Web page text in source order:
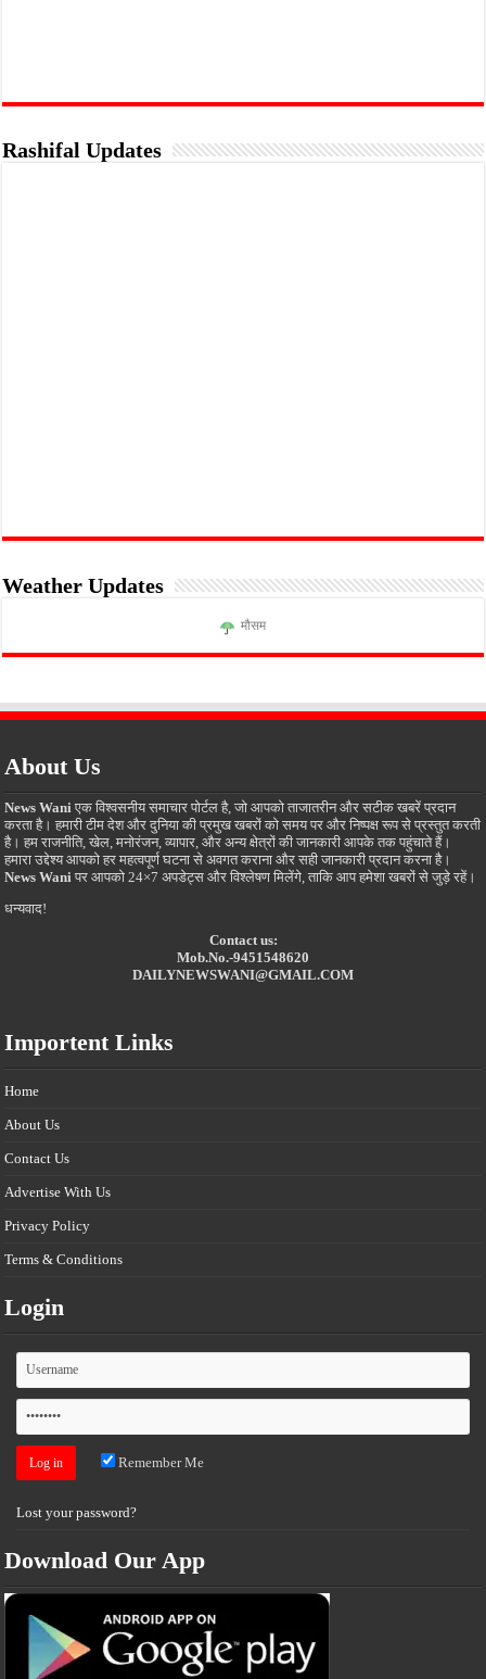
Rashifal Updates
Weather Updates
मौसम
About Us
News Wani एक विश्वसनीय समाचार पोर्टल है, जो आपको ताजातरीन और सटीक खबरें प्रदान
करता है। हमारी टीम देश और दुनिया की प्रमुख खबरों को समय पर और निष्पक्ष रूप से प्रस्तुत करती
है। हम राजनीति, खेल, मनोरंजन, व्यापार, और अन्य क्षेत्रों की जानकारी आपके तक पहुंचाते हैं।
हमारा उद्देश्य आपको हर महत्वपूर्ण घटना से अवगत कराना और सही जानकारी प्रदान करना है।
News Wani पर आपको 24×7 अपडेट्स और विश्लेषण मिलेंगे, ताकि आप हमेशा खबरों से जुड़े रहें।
धन्यवाद!
Contact us:
Mob.No.-9451548620
DAILYNEWSWANI@GMAIL.COM
Importent Links
Home
About Us
Contact Us
Advertise With Us
Privacy Policy
Terms & Conditions
Login
Remember Me
Lost your password?
Download Our App